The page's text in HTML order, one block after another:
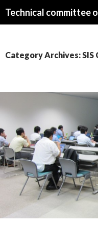
Category Archives: SIS